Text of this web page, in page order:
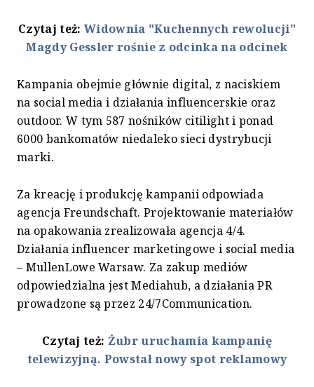
Czytaj też:Widownia "Kuchennych rewolucji"
Magdy Gessler rośnie z odcinka na odcinek
Kampania obejmie głównie digital, z naciskiem
na social media i działania influencerskie oraz
outdoor. W tym 587 nośników citilight i ponad
6000 bankomatów niedaleko sieci dystrybucji
marki.
Za kreację i produkcję kampanii odpowiada
agencja Freundschaft. Projektowanie materiałów
na opakowania zrealizowała agencja 4/4.
Działania influencer marketingowe i social media
– MullenLowe Warsaw. Za zakup mediów
odpowiedzialna jest Mediahub, a działania PR
prowadzone są przez 24/7Communication.
Czytaj też: Żubr uruchamia kampanię
telewizyjną. Powstał nowy spot reklamowy